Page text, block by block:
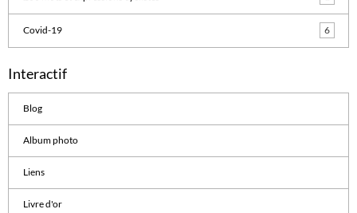
Covid-19 6
Interactif
Blog
Album photo
Liens
Livre d'or